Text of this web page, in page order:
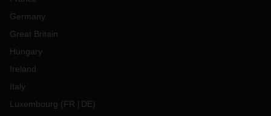
Germany
Great Britain
Hungary
Ireland
Italy
Luxembourg (FR DE)